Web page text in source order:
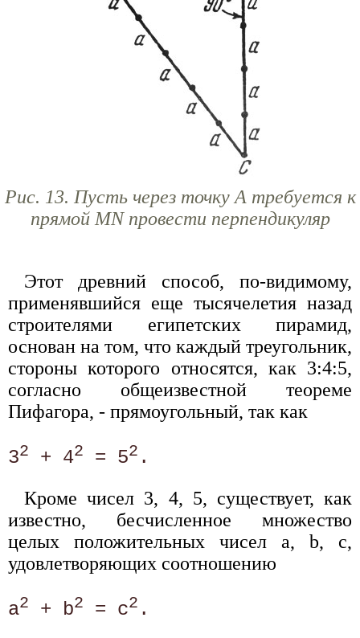
Рис. 13. Пусть через точку А требуется к
прямой MN провести перпендикуляр
Этот древний способ, по-видимому,
применявшийся еще тысячелетия назад
строителями египетских пирамид,
основан на том, что каждый треугольник,
стороны которого относятся, как 3:4:5,
согласно общеизвестной теореме
Пифагора, - прямоугольный, так как
32 + 42 = 52
Кроме чисел 3, 4, 5, существует, как
известно, бесчисленное множество
целых положительных чисел а, b, с,
удовлетворяющих соотношению
а2 + b2 = с2